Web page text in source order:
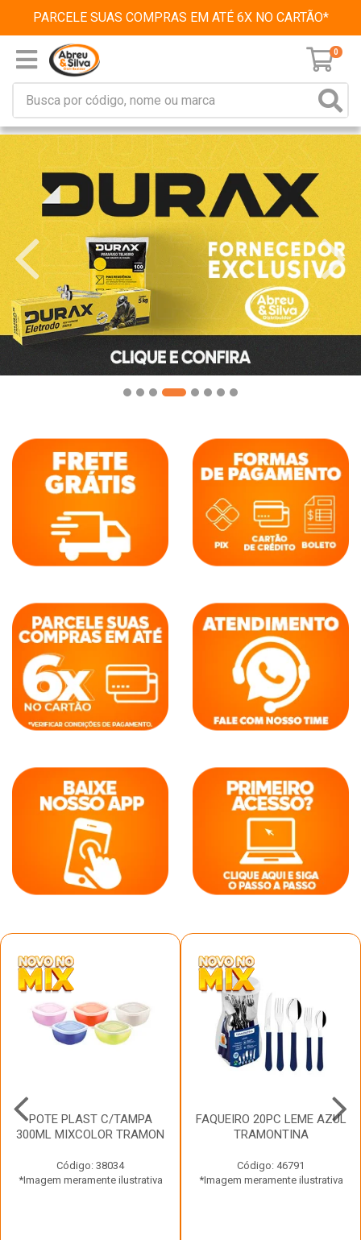
PARCELE SUAS COMPRAS EM ATÉ 6X NO CARTÃO*
0
POTE PLAST C/TAMPA
300ML MIXCOLOR TRAMON
Código: 38034
*Imagem meramente ilustrativa
FAQUEIRO 20PC LEME AZUL
TRAMONTINA
Código: 46791
*Imagem meramente ilustrativa